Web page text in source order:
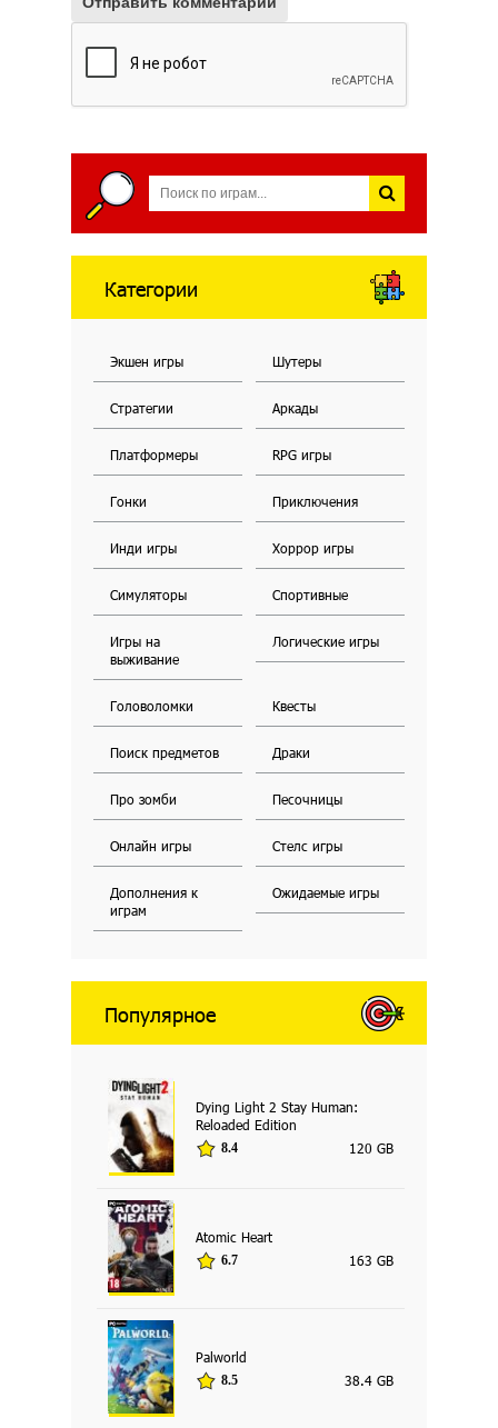
Категории
Экшен игры Шутеры
Стратегии Аркады
Платформеры RPG игры
Гонки Приключения
Инди игры Хоррор игры
Симуляторы Спортивные
Игры на
выживание
Логические игры
Головоломки Квесты
Поиск предметов Драки
Про зомби Песочницы
Онлайн игры Стелс игры
Дополнения к
играм
Ожидаемые игры
Популярное
Dying Light 2 Stay Human:
Reloaded Edition
8.4 120 GB
Atomic Heart
6.7 163 GB
Palworld
8.5 38.4 GB